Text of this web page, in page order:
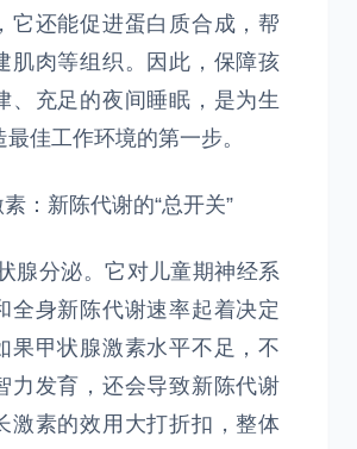
它还能促进蛋白质合成，帮
肌肉等组织。因此，保障孩
、充足的夜间睡眠，是为生
佳工作环境的第一步。
：新陈代谢的“总开关”
腺分泌。它对儿童期神经系
全身新陈代谢速率起着决定
果甲状腺激素水平不足，不
力发育，还会导致新陈代谢
激素的效用大打折扣，整体